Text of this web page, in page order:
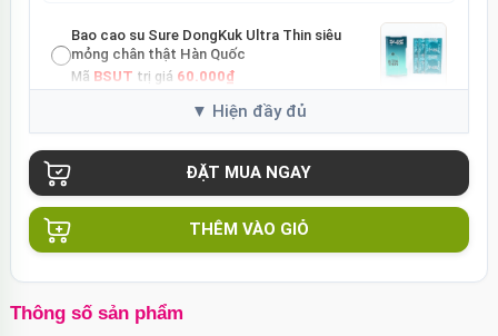
Bao cao su Sure DongKuk Ultra Thin siêu
mỏng chân thật Hàn Quốc
Mã BSUT trị giá 60.000₫
Bao cao su Sure Dongkuk Dotted 10 chiếc gai
nổi kích thích
Mã 60.000₫
Ốp lưng MagSafe iPhone 16 Pro Clear Case
trong suốt
Ốp lưng MagSafe iPhone 16 Pro Max Clear
THÊM VÀO GIỎ
Thông số sản phẩm